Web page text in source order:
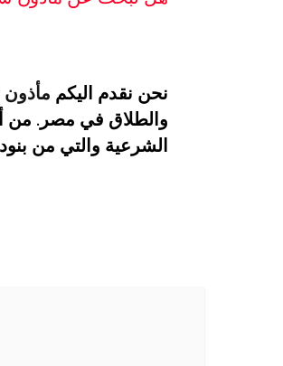
نحن نقدم اليكم
والطلاق في مصر. من
الشرعية والتي من